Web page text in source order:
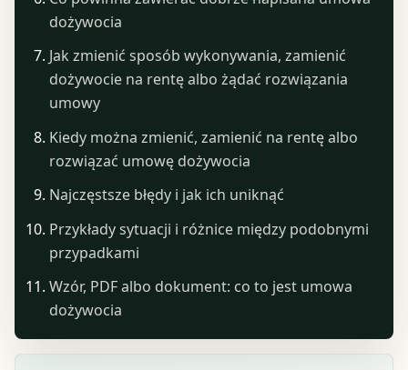
dożywocia
Jak zmienić sposób wykonywania, zamienić
dożywocie na rentę albo żądać rozwiązania
umowy
Kiedy można zmienić, zamienić na rentę albo
rozwiązać umowę dożywocia
Najczęstsze błędy i jak ich uniknąć
Przykłady sytuacji i różnice między podobnymi
przypadkami
Wzór, PDF albo dokument: co to jest umowa
dożywocia